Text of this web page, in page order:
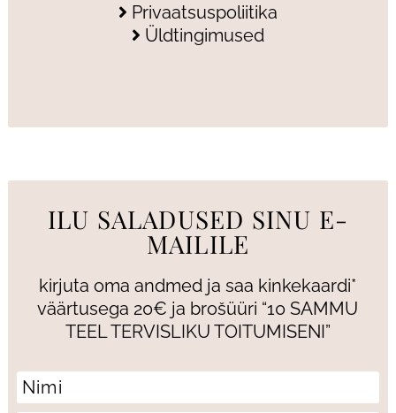
Privaatsuspoliitika
Üldtingimused
ILU SALADUSED SINU E-
MAILILE
kirjuta oma andmed ja saa kinkekaardi*
väärtusega 20€ ja brošüüri “10 SAMMU
TEEL TERVISLIKU TOITUMISENI”